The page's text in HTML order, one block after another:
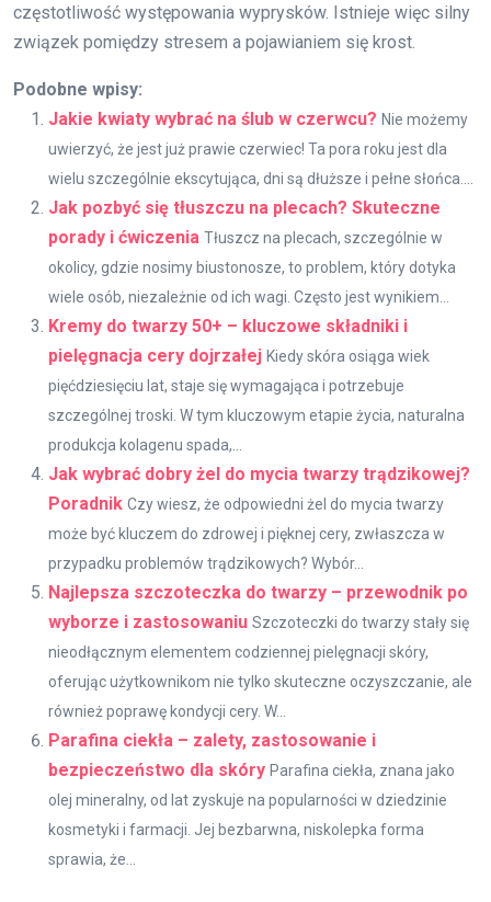
częstotliwość występowania wyprysków. Istnieje więc silny
związek pomiędzy stresem a pojawianiem się krost.
Podobne wpisy:
Jakie kwiaty wybrać na ślub w czerwcu? Nie możemy
uwierzyć, że jest już prawie czerwiec! Ta pora roku jest dla
wielu szczególnie ekscytująca, dni są dłuższe i pełne słońca....
Jak pozbyć się tłuszczu na plecach? Skuteczne
porady i ćwiczenia Tłuszcz na plecach, szczególnie w
okolicy, gdzie nosimy biustonosze, to problem, który dotyka
wiele osób, niezależnie od ich wagi. Często jest wynikiem...
Kremy do twarzy 50+ – kluczowe składniki i
pielęgnacja cery dojrzałej Kiedy skóra osiąga wiek
pięćdziesięciu lat, staje się wymagająca i potrzebuje
szczególnej troski. W tym kluczowym etapie życia, naturalna
produkcja kolagenu spada,...
Jak wybrać dobry żel do mycia twarzy trądzikowej?
Poradnik Czy wiesz, że odpowiedni żel do mycia twarzy
może być kluczem do zdrowej i pięknej cery, zwłaszcza w
przypadku problemów trądzikowych? Wybór...
Najlepsza szczoteczka do twarzy – przewodnik po
wyborze i zastosowaniu Szczoteczki do twarzy stały się
nieodłącznym elementem codziennej pielęgnacji skóry,
oferując użytkownikom nie tylko skuteczne oczyszczanie, ale
również poprawę kondycji cery. W...
Parafina ciekła – zalety, zastosowanie i
bezpieczeństwo dla skóry Parafina ciekła, znana jako
olej mineralny, od lat zyskuje na popularności w dziedzinie
kosmetyki i farmacji. Jej bezbarwna, niskolepka forma
sprawia, że...